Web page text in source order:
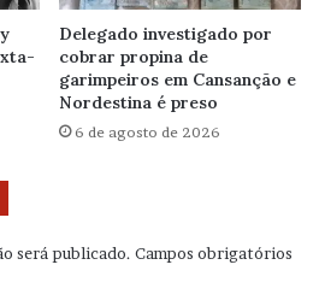
Delegado investigado por
cobrar propina de
garimpeiros em Cansanção e
Nordestina é preso
6 de agosto de 2026
será publicado. Campos obrigatórios